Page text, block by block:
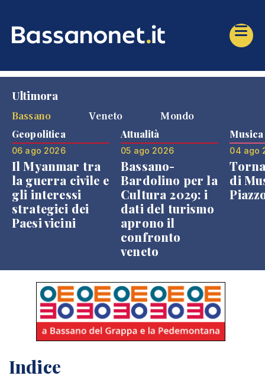
Ultimora
Bassano
Veneto Mondo
Geopolitica
06 ago 2026
Il Myanmar tra
la guerra civile e
gli interessi
strategici dei
Paesi vicini
Attualità
05 ago 2026
Bassano-
Bardolino per la
Cultura 2029: i
dati del turismo
aprono il
confronto
veneto
Musica
04 ago
di
Indice